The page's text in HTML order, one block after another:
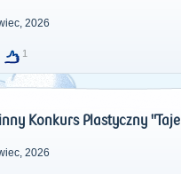
2026
1
Konkurs Plastyczny
2026